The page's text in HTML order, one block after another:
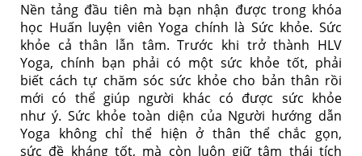
Nền tảng đầu tiên mà bạn nhận được trong khóa
học Huấn luyện viên Yoga chính là Sức khỏe. Sức
khỏe cả thân lẫn tâm. Trước khi trở thành HLV
Yoga, chính bạn phải có một sức khỏe tốt, phải
biết cách tự chăm sóc sức khỏe cho bản thân rồi
mới có thể giúp người khác có được sức khỏe
như ý. Sức khỏe toàn diện của Người hướng dẫn
Yoga không chỉ thể hiện ở thân thể chắc gọn,
sức đề kháng tốt, mà còn luôn giữ tâm thái tích